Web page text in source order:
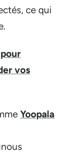
ce qui
vos
Yoopala